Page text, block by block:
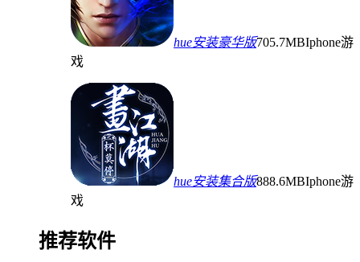
hue安装豪华版705.7MBIphone游
戏
hue安装集合版888.6MBIphone游
戏
推荐软件